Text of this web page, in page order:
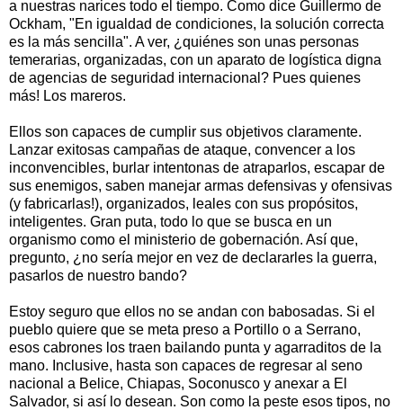
a nuestras narices todo el tiempo. Como dice Guillermo de
Ockham, "En igualdad de condiciones, la solución correcta
es la más sencilla". A ver, ¿quiénes son unas personas
temerarias, organizadas, con un aparato de logística digna
de agencias de seguridad internacional? Pues quienes
más! Los mareros.
Ellos son capaces de cumplir sus objetivos claramente.
Lanzar exitosas campañas de ataque, convencer a los
inconvencibles, burlar intentonas de atraparlos, escapar de
sus enemigos, saben manejar armas defensivas y ofensivas
(y fabricarlas!), organizados, leales con sus propósitos,
inteligentes. Gran puta, todo lo que se busca en un
organismo como el ministerio de gobernación. Así que,
pregunto, ¿no sería mejor en vez de declararles la guerra,
pasarlos de nuestro bando?
Estoy seguro que ellos no se andan con babosadas. Si el
pueblo quiere que se meta preso a Portillo o a Serrano,
esos cabrones los traen bailando punta y agarraditos de la
mano. Inclusive, hasta son capaces de regresar al seno
nacional a Belice, Chiapas, Soconusco y anexar a El
Salvador, si así lo desean. Son como la peste esos tipos, no